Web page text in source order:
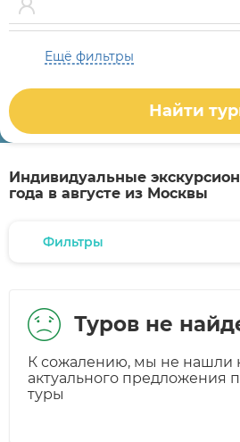
Ещё фильтры
Найти
Индивидуальные
года в августе из Москвы
Фильтры
Туров не
К сожалению, мы не нашли
актуального предложения
туры